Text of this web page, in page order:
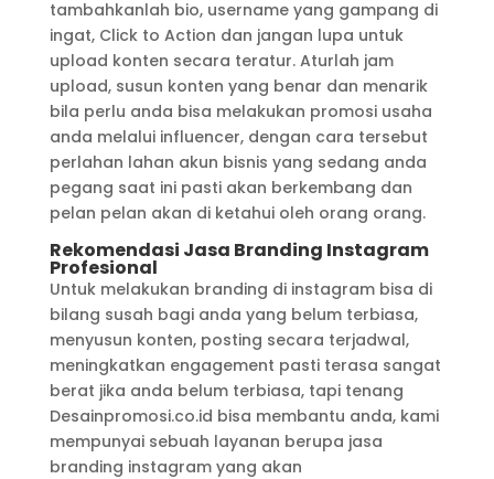
tambahkanlah bio, username yang gampang di
ingat, Click to Action dan jangan lupa untuk
upload konten secara teratur. Aturlah jam
upload, susun konten yang benar dan menarik
bila perlu anda bisa melakukan promosi usaha
anda melalui influencer, dengan cara tersebut
perlahan lahan akun bisnis yang sedang anda
pegang saat ini pasti akan berkembang dan
pelan pelan akan di ketahui oleh orang orang.
Rekomendasi Jasa Branding Instagram
Profesional
Untuk melakukan branding di instagram bisa di
bilang susah bagi anda yang belum terbiasa,
menyusun konten, posting secara terjadwal,
meningkatkan engagement pasti terasa sangat
berat jika anda belum terbiasa, tapi tenang
Desainpromosi.co.id bisa membantu anda, kami
mempunyai sebuah layanan berupa jasa
branding instagram yang akan